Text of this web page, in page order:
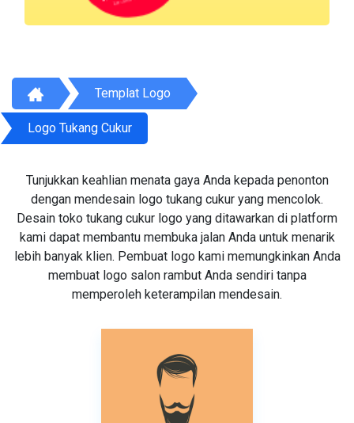
Templat Logo
Logo Tukang Cukur
Tunjukkan keahlian menata gaya Anda kepada penonton
dengan mendesain logo tukang cukur yang mencolok.
Desain toko tukang cukur logo yang ditawarkan di platform
kami dapat membantu membuka jalan Anda untuk menarik
lebih banyak klien. Pembuat logo kami memungkinkan Anda
membuat logo salon rambut Anda sendiri tanpa
memperoleh keterampilan mendesain.